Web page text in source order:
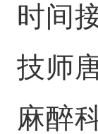
时间
技师
麻醉